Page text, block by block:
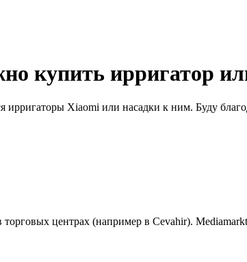
купить ирригатор
Xiaomi или насадки к ним. Буду
центрах (например в Cevahir).